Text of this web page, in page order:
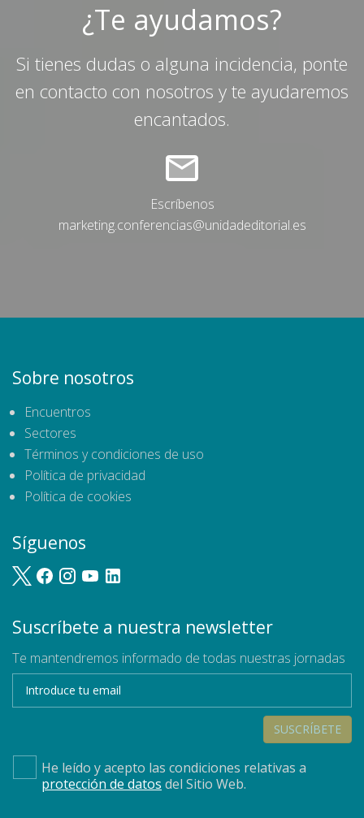
¿Te ayudamos?
Si tienes dudas o alguna incidencia, ponte
en contacto con nosotros y te ayudaremos
encantados.
Escríbenos
marketing.conferencias@unidadeditorial.es
Sobre nosotros
Encuentros
Sectores
Términos y condiciones de uso
Política de privacidad
Política de cookies
Síguenos
Suscríbete a nuestra newsletter
Te mantendremos informado de todas nuestras jornadas
SUSCRÍBETE
He leído y acepto las condiciones relativas a
protección de datos del Sitio Web.